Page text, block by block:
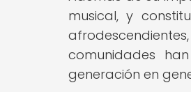
musical, y
comunidades
generación en